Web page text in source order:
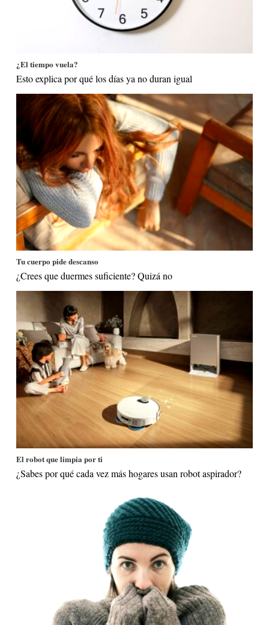
¿El tiempo vuela?
Esto explica por qué los días ya no duran igual
Tu cuerpo pide descanso
¿Crees que duermes suficiente? Quizá no
El robot que limpia por ti
¿Sabes por qué cada vez más hogares usan robot aspirador?